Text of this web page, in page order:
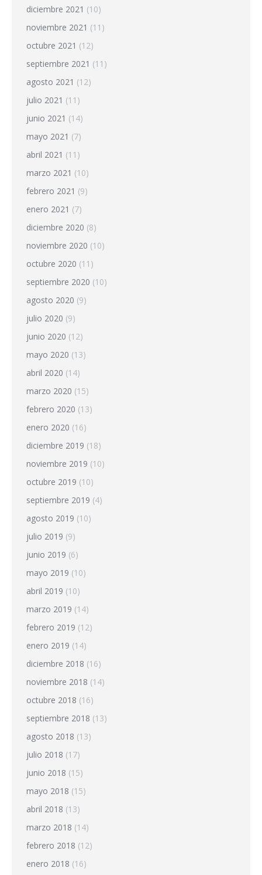
diciembre 2021 (10)
noviembre 2021 (11)
octubre 2021 (12)
septiembre 2021 (11)
agosto 2021 (12)
julio 2021 (11)
junio 2021 (14)
mayo 2021 (7)
abril 2021 (11)
marzo 2021 (10)
febrero 2021 (9)
enero 2021 (7)
diciembre 2020 (8)
noviembre 2020 (10)
octubre 2020 (11)
septiembre 2020 (10)
agosto 2020 (9)
julio 2020 (9)
junio 2020 (12)
mayo 2020 (13)
abril 2020 (14)
marzo 2020 (15)
febrero 2020 (13)
enero 2020 (16)
diciembre 2019 (18)
noviembre 2019 (10)
octubre 2019 (10)
septiembre 2019 (4)
agosto 2019 (10)
julio 2019 (9)
junio 2019 (6)
mayo 2019 (10)
abril 2019 (10)
marzo 2019 (14)
febrero 2019 (12)
enero 2019 (14)
diciembre 2018 (16)
noviembre 2018 (14)
octubre 2018 (16)
septiembre 2018 (13)
agosto 2018 (13)
julio 2018 (17)
junio 2018 (15)
mayo 2018 (15)
abril 2018 (13)
marzo 2018 (14)
febrero 2018 (12)
enero 2018 (16)